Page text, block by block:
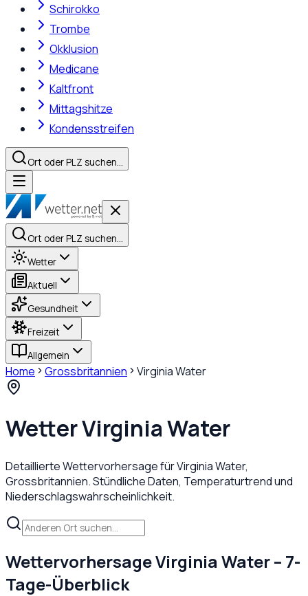
Schirokko
Trombe
Okklusion
Medicane
Kaltfront
Mittagshitze
Kondensstreifen
Ort oder PLZ suchen…
Ort oder PLZ suchen…
Wetter
Aktuell
Gesundheit
Freizeit
Allgemein
Home Grossbritannien Virginia Water
WetterVirginia Water
Detaillierte Wettervorhersage fürVirginia Water,
Grossbritannien. Stündliche Daten, Temperaturtrend und
Niederschlagswahrscheinlichkeit.
WettervorhersageVirginia Water– 7-
Tage-Überblick